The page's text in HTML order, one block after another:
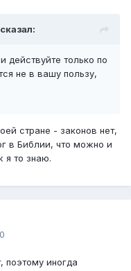
действуйте только по
не в вашу пользу,
стране - законов нет,
в Библии, что можно и
я то знаю.
поэтому иногда